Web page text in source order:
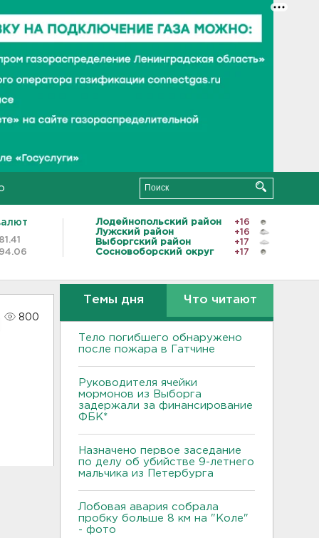
81.41
94.06
Лодейнопольский район
+16
Лужский район
+16
Выборгский район
+17
Сосновоборский округ
+17
800
Темы дня Что читают
Тело погибшего обнаружено
после пожара в Гатчине
Руководителя ячейки
мормонов из Выборга
задержали за финансирование
ФБК*
Назначено первое заседание
по делу об убийстве 9-летнего
мальчика из Петербурга
Лобовая авария собрала
пробку больше 8 км на "Коле"
- фото